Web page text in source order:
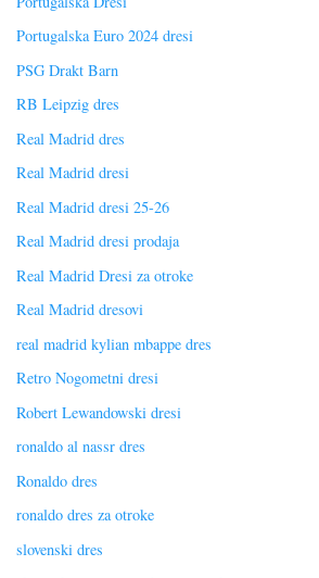
Portugalska Euro 2024 dresi
PSG Drakt Barn
RB Leipzig dres
Real Madrid dres
Real Madrid dresi
Real Madrid dresi 25-26
Real Madrid dresi prodaja
Real Madrid Dresi za otroke
Real Madrid dresovi
real madrid kylian mbappe dres
Retro Nogometni dresi
Robert Lewandowski dresi
ronaldo al nassr dres
Ronaldo dres
ronaldo dres za otroke
slovenski dres